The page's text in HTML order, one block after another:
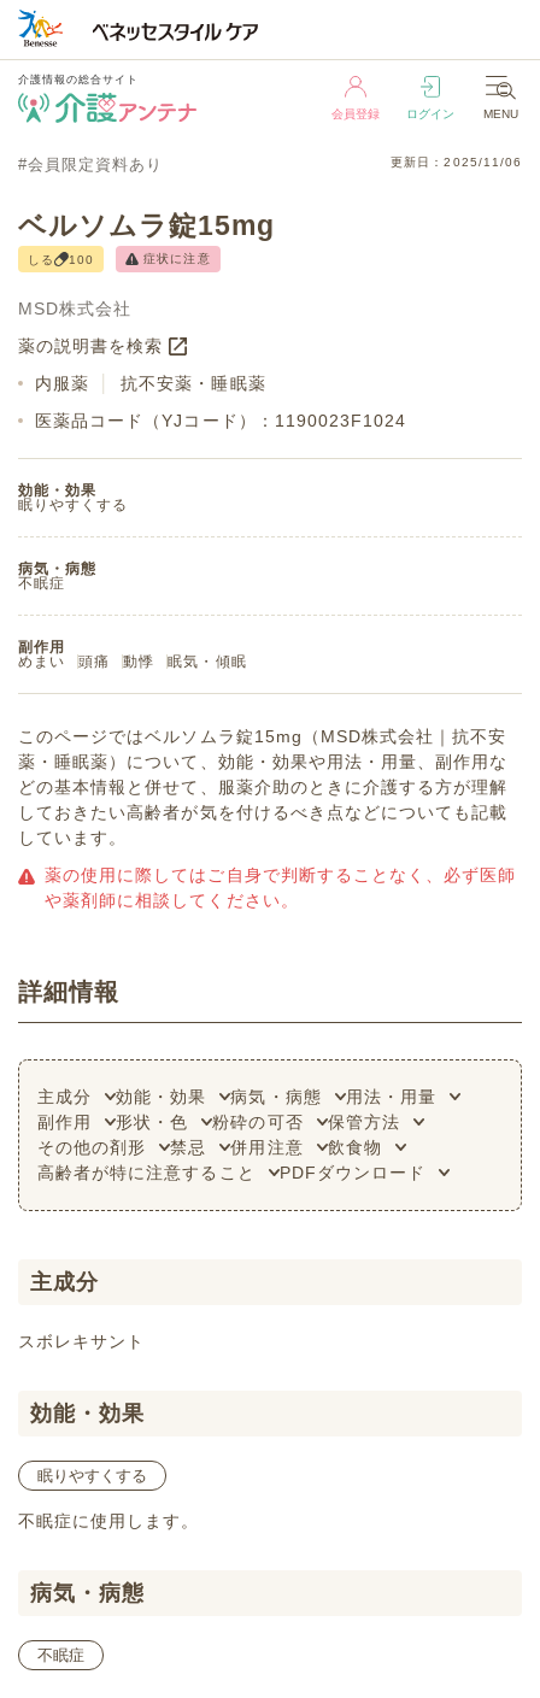
介護情報の総合サイト
会員登録 ログイン MENU
介護情報の総合サイト
#会員限定資料あり 更新日：2025/11/06
ベルソムラ錠15mg
しる 100 症状に注意
MSD株式会社
薬の説明書を検索
内服薬
抗不安薬・睡眠薬
医薬品コード（YJコード）：1190023F1024
効能・効果
眠りやすくする
病気・病態
不眠症
副作用
めまい
頭痛 動悸 眠気・傾眠
このページではベルソムラ錠15mg（MSD株式会社｜抗不安
薬・睡眠薬）について、効能・効果や用法・用量、副作用な
どの基本情報と併せて、服薬介助のときに介護する方が理解
しておきたい高齢者が気を付けるべき点などについても記載
しています。
薬の使用に際してはご自身で判断することなく、必ず医師
や薬剤師に相談してください。
詳細情報
主成分 効能・効果 病気・病態
用法・用量
副作用
形状・色 粉砕の可否
保管方法
その他の剤形
禁忌 併用注意
飲食物
高齢者が特に注意すること
PDFダウンロード
主成分
スボレキサント
効能・効果
眠りやすくする
不眠症に使用します。
病気・病態
不眠症